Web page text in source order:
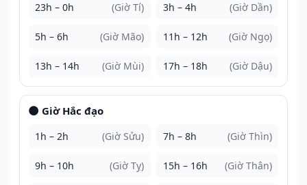
23h – 0h (Giờ Tí) 3h – 4h (Giờ Dần)
5h – 6h (Giờ Mão) 11h – 12h (Giờ Ngọ)
13h – 14h (Giờ Mùi) 17h – 18h (Giờ Dậu)
🌑 Giờ Hắc đạo
1h – 2h (Giờ Sửu) 7h – 8h (Giờ Thìn)
9h – 10h (Giờ Tỵ) 15h – 16h (Giờ Thân)